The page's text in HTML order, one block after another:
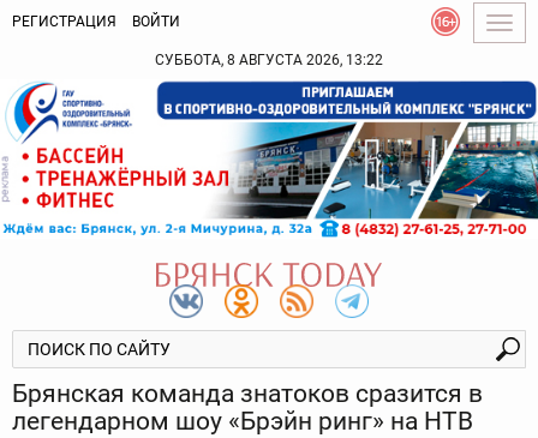
РЕГИСТРАЦИЯ ВОЙТИ
СУББОТА, 8 АВГУСТА 2026, 13:22
Брянская команда знатоков сразится в
легендарном шоу «Брэйн ринг» на НТВ